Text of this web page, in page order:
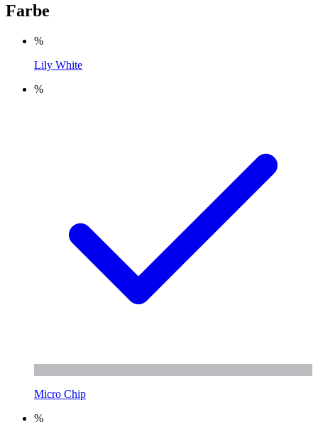
Farbe
%
Lily White
%
Micro Chip
%